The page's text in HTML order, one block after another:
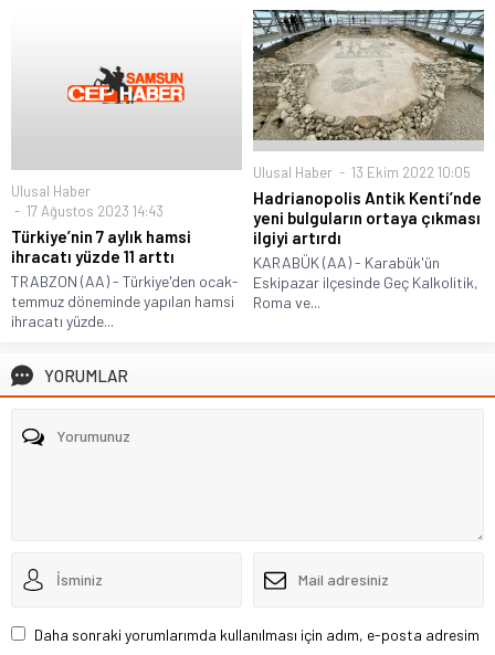
Ulusal Haber
17 Ağustos 2023 14:43
Türkiye’nin 7 aylık hamsi
ihracatı yüzde 11 arttı
TRABZON (AA) - Türkiye'den ocak-
temmuz döneminde yapılan hamsi
ihracatı yüzde...
Ulusal Haber 13 Ekim 2022 10:05
Hadrianopolis Antik Kenti’nde
yeni bulguların ortaya çıkması
ilgiyi artırdı
KARABÜK (AA) - Karabük'ün
Eskipazar ilçesinde Geç Kalkolitik,
Roma ve...
YORUMLAR
Daha sonraki yorumlarımda kullanılması için adım, e-posta adresim